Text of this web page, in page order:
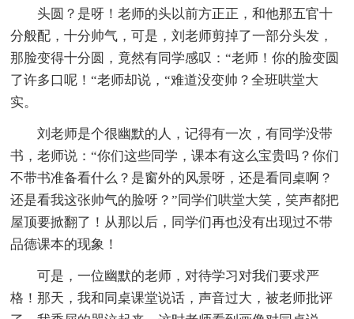
头圆？是呀！老师的头以前方正正，和他那五官十
分般配，十分帅气，可是，刘老师剪掉了一部分头发，
那脸变得十分圆，竟然有同学感叹：“老师！你的脸变圆
了许多口呢！“老师却说，“难道没变帅？全班哄堂大
实。
刘老师是个很幽默的人，记得有一次，有同学没带
书，老师说：“你们这些同学，课本有这么宝贵吗？你们
不带书准备看什么？是窗外的风景呀，还是看同桌啊？
还是看我这张帅气的脸呀？”同学们哄堂大笑，笑声都把
屋顶要掀翻了！从那以后，同学们再也没有出现过不带
品德课本的现象！
可是，一位幽默的老师，对待学习对我们要求严
格！那天，我和同桌课堂说话，声音过大，被老师批评